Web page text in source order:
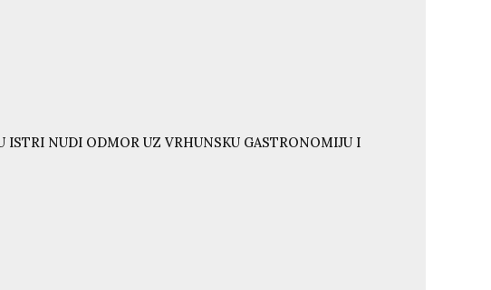
ISTRI NUDI ODMOR UZ VRHUNSKU GASTRONOMIJU I